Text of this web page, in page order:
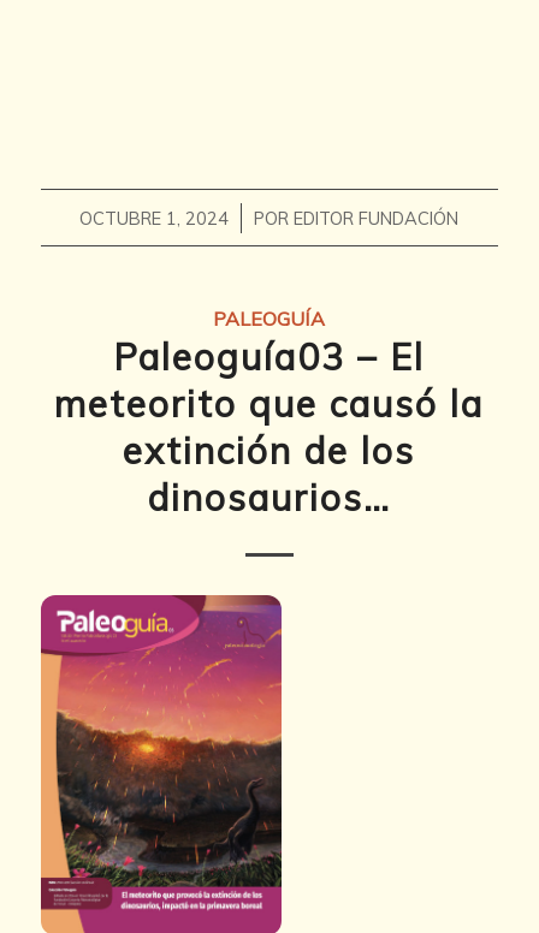
OCTUBRE 1, 2024
/ POREDITOR FUNDACIÓN
PALEOGUÍA
Paleoguía03 – El
meteorito que causó la
extinción de los
dinosaurios…